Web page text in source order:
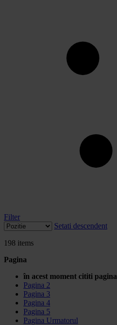
Filter
Setati descendent
198 items
Pagina
în acest moment cititi pagina
Pagina 2
Pagina 3
Pagina 4
Pagina 5
Pagina Urmatorul